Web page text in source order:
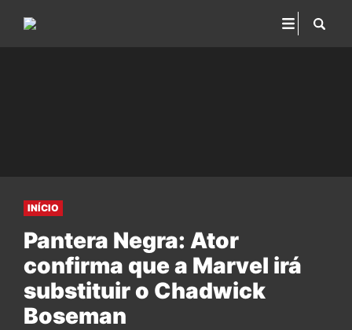
INÍCIO
Pantera Negra: Ator
confirma que a Marvel irá
substituir o Chadwick
Boseman